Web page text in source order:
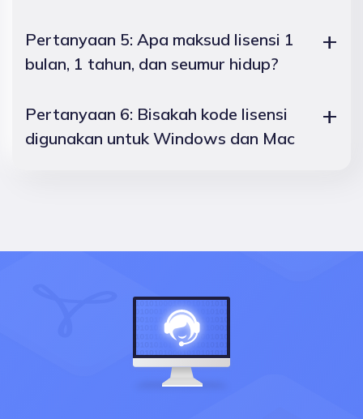
Pertanyaan 5: Apa maksud lisensi 1
bulan, 1 tahun, dan seumur hidup?
Pertanyaan 6: Bisakah kode lisensi
digunakan untuk Windows dan Mac